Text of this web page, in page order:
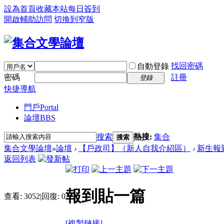
設為首頁收藏本站每日簽到
開啟輔助訪問 切換到窄版
自動登錄 找回密碼
密碼
登錄
註冊
快捷導航
門戶Portal
論壇BBS
搜索 搜索 熱搜: 集合
集合文學論壇»論壇 › 【戶政司】（新人自我介紹區） › 新生報
返回列表
查看: 3052|回復: 0報到貼一篇